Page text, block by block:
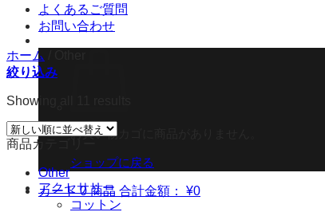
お買い物カゴに商品がありません。
ショップに戻る
カート0 商品 合計金額： ¥0
よくあるご質問
お問い合わせ
ホーム
絞り込み
Showing all 11 results
商品カテゴリー
Other
アクセサリー
コットン